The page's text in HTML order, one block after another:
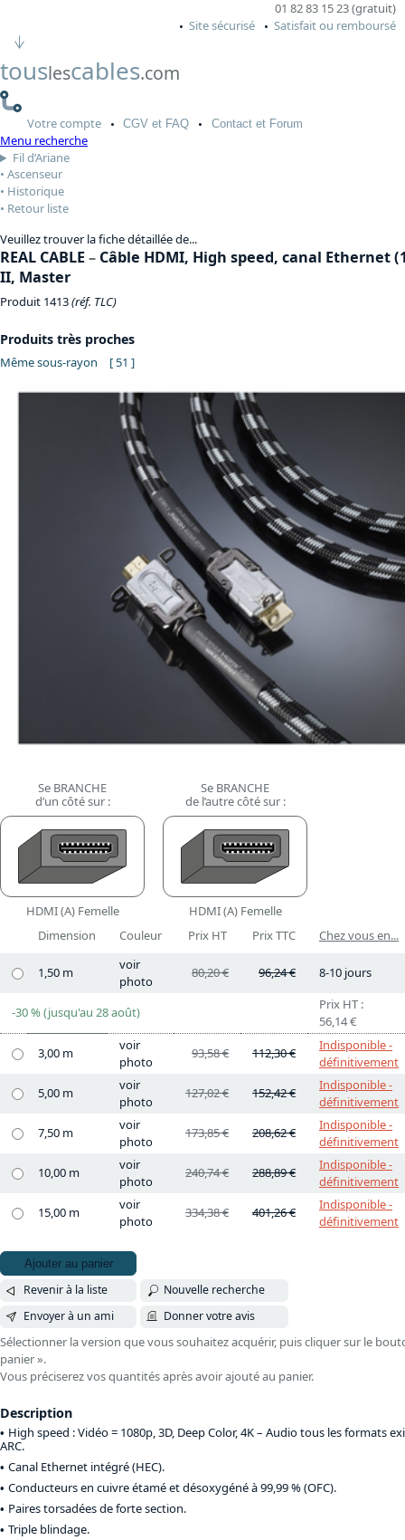
01 82 83 15 23 (gratuit)
Site sécurisé
Satisfait ou remboursé
touslescables.com
Votrecompte CGV et FAQ Contactet Forum
Menu recherche
Fil d’Ariane
Ascenseur
Historique
Retour liste
Veuillez trouver la fiche détaillée de...
REAL CABLE– Câble HDMI, High speed, canal Ethernet
II, Master
Produit 1413(réf. TLC)
Produits très proches
Même sous-rayon [ 51 ]
Se BRANCHE
d’un côté sur :
HDMI (A) Femelle
Se BRANCHE
de l’autre côté sur :
HDMI (A) Femelle
Dimension
Couleur Prix HT Prix TTC Chez vous en...
1,50 m
voir
photo
80,20 € 96,24 € 8-10 jours
-30 % (jusqu'au 28 août)
Prix HT :
56,14 €
3,00 m
voir
photo
93,58 € 112,30 €
Indisponible -
définitivement
5,00 m
voir
photo
127,02 € 152,42 €
Indisponible -
définitivement
7,50 m
voir
photo
173,85 € 208,62 €
Indisponible -
définitivement
10,00 m
voir
photo
240,74 € 288,89 €
Indisponible -
définitivement
15,00 m
voir
photo
334,38 € 401,26 €
Indisponible -
définitivement
Ajouter au panier
Revenir à la liste
Nouvelle recherche
Envoyer à un ami
Donner votre avis
Sélectionner la version que vous souhaitez acquérir, puis cliquer sur le
panier ».
Vous préciserez vos quantités après avoir ajouté au panier.
Description
High speed : Vidéo = 1080p, 3D, Deep Color, 4K – Audio tous les formats
ARC.
Canal Ethernet intégré (HEC).
Conducteurs en cuivre étamé et désoxygéné à 99,99 % (OFC).
Paires torsadées de forte section.
Triple blindage.